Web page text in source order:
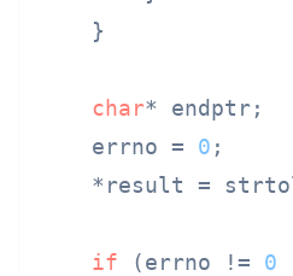
    }
char* endptr;
    errno =
0 ;
*result =
if (errno != 0